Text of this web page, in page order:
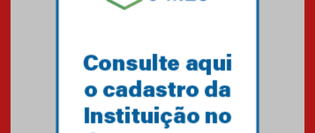
Nova apresentação do Centro
Universidade Mackenzie
realizará nova edição da Feira
EducationUSA